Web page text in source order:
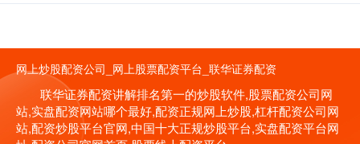
网上炒股配资公司_网上股票配资平台_联华证券配资
联华证券配资讲解排名第一的炒股软件,股票配资公司网
站,实盘配资网站哪个最好,配资正规网上炒股,杠杆配资公司网
站,配资炒股平台官网,中国十大正规炒股平台,实盘配资平台网